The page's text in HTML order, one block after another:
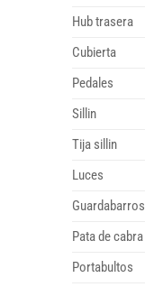
Hub trasera
Cubierta
Pedales
Sillin
Tija sillin
Luces
Guardabarros
Pata de cabra
Portabultos